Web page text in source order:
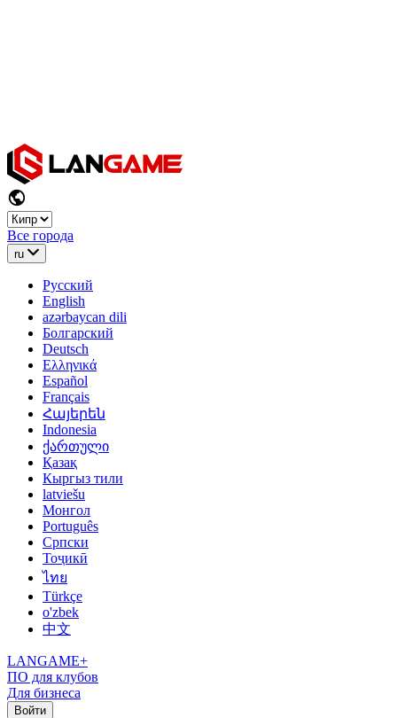
Все города
ru
Русский
English
azərbaycan dili
Болгарский
Deutsch
Ελληνικά
Español
Français
Հայերեն
Indonesia
ქართული
Қазақ
Кыргыз тили
latviešu
Монгол
Português
Српски
Тоҷикӣ
ไทย
Türkçe
o'zbek
中文
LANGAME+
ПО для клубов
Для бизнеса
Войти